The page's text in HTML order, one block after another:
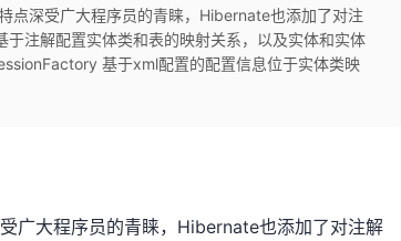
点深受广大程序员的青睐，Hibernate也添加了对注
注解配置实体类和表的映射关系，以及实体和实体
基于xml配置的配置信息位于实体类映
广大程序员的青睐， Hibernate也添加了对注解